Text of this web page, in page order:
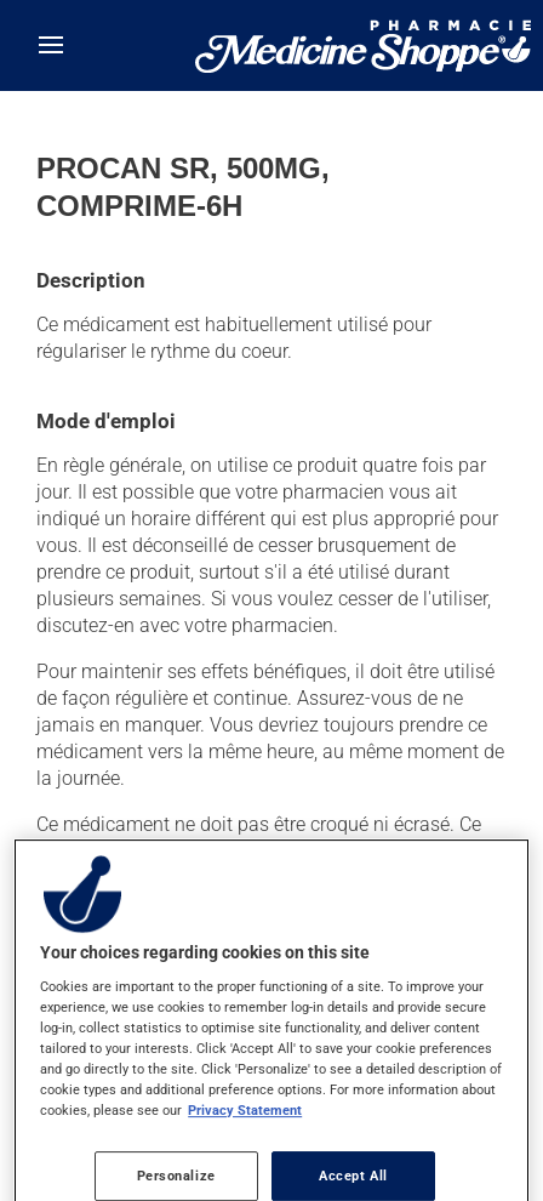
PROCAN SR, 500MG,
COMPRIME-6H
Description
Ce médicament est habituellement utilisé pour
régulariser le rythme du coeur.
Mode d'emploi
En règle générale, on utilise ce produit quatre fois par
jour. Il est possible que votre pharmacien vous ait
indiqué un horaire différent qui est plus approprié pour
vous. Il est déconseillé de cesser brusquement de
prendre ce produit, surtout s'il a été utilisé durant
plusieurs semaines. Si vous voulez cesser de l'utiliser,
discutez-en avec votre pharmacien.
Pour maintenir ses effets bénéfiques, il doit être utilisé
de façon régulière et continue. Assurez-vous de ne
jamais en manquer. Vous devriez toujours prendre ce
médicament vers la même heure, au même moment de
la journée.
Ce médicament ne doit pas être croqué ni écrasé. Ce
médicament peut être irritant pour l'estomac : prenez-le
avec de la nourriture. Essayez d'éviter les aliments
irritants comme le café, les mets épicés et l'alcool.
La prise d'alcool peut modifier l'effet de ce produit. Il
est recommandé de limiter la consommation d'alcool
durant le traitement.
Effets indésirables
En plus de ses effets recherchés, ce produit peut à
secondaires), notamment :
Your choices regarding cookies on this site
Cookies are important to the proper functioning of a site. To improve your
experience, we use cookies to remember log-in details and provide secure
log-in, collect statistics to optimise site functionality, and deliver content
tailored to your interests. Click 'Accept All' to save your cookie preferences
and go directly to the site. Click 'Personalize' to see a detailed description of
cookie types and additional preference options. For more information about
cookies, please see our Privacy Statement
Personalize Accept All